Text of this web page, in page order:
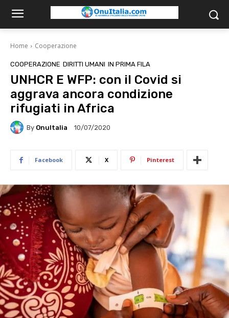
Home Cooperazione
COOPERAZIONE DIRITTI UMANI IN PRIMA FILA
UNHCR E WFP: con il Covid si
aggrava ancora condizione
rifugiati in Africa
By OnuItalia 10/07/2020
Facebook X Pinterest